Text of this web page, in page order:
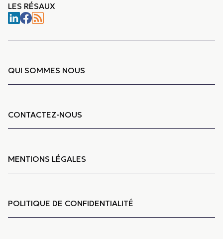
LES RÉSAUX
QUI SOMMES NOUS
CONTACTEZ-NOUS
MENTIONS LÉGALES
POLITIQUE DE CONFIDENTIALITÉ